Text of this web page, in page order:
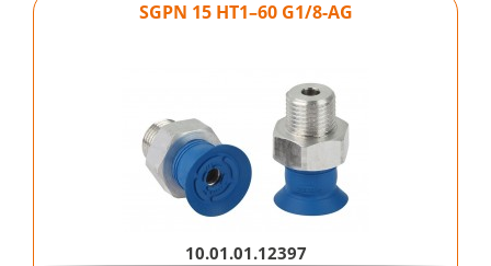
SGPN 15 HT1–60 G1/8-AG
10.01.01.12397